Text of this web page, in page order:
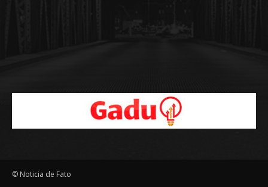
© Noticia de Fato